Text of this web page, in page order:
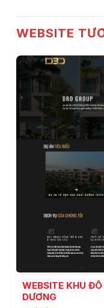
WEBSITE
WEBSITE KHU
DƯƠNG